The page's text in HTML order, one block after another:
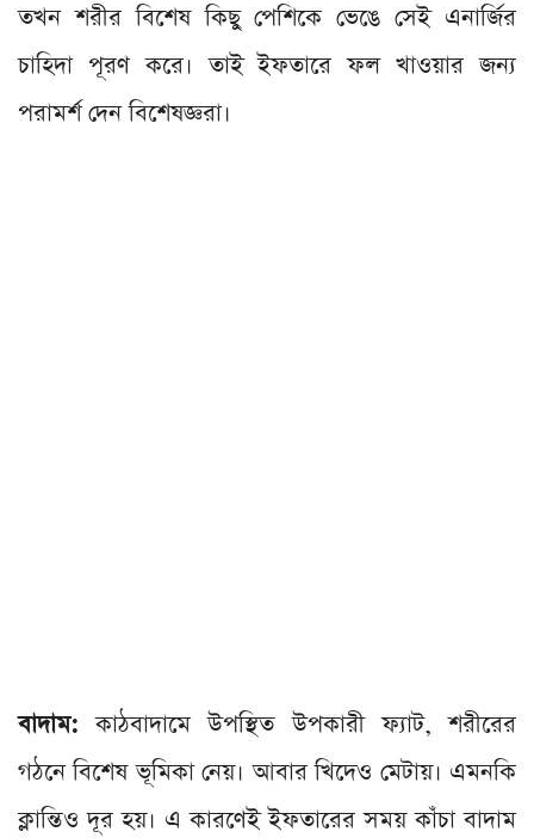
তখন শরীর বিশেষ কিছু পেশিকে ভেঙে সেই এনার্জির
চাহিদা পূরণ করে। তাই ইফতারে ফল খাওয়ার জন্য
পরামর্শ দেন বিশেষজ্ঞরা।
বাদাম:কাঠবাদামে উপস্থিত উপকারী ফ্যাট, শরীরের
গঠনে বিশেষ ভূমিকা নেয়। আবার খিদেও মেটায়। এমনকি
ক্লান্তিও দূর হয়। এ কারণেই ইফতারের সময় কাঁচা বাদাম